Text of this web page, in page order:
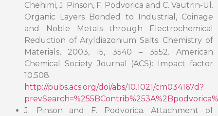
Chehimi, J. Pinson, F. Podvorica and C. Vautrin-Ul.
Organic Layers Bonded to Industrial, Coinage
and Noble Metals through Electrochemical
Reduction of Aryldiazonium Salts. Chemistry of
Materials, 2003, 15, 3540 – 3552. American
Chemical Society Journal (ACS): Impact factor
10.508.
http://pubs.acs.org/doi/abs/10.1021/cm034167d?
J. Pinson and F. Podvorica. Attachment of